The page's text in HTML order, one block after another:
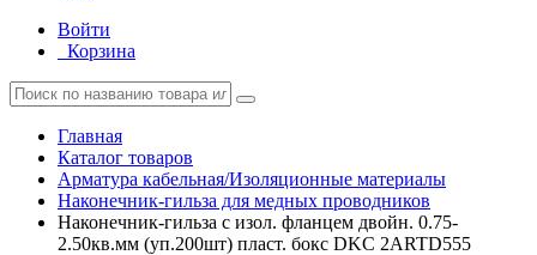
Войти
Корзина
Главная
Каталог товаров
Арматура кабельная/Изоляционные материалы
Наконечник-гильза для медных проводников
Наконечник-гильза с изол. фланцем двойн. 0.75-
2.50кв.мм (уп.200шт) пласт. бокс DKC 2ARTD555